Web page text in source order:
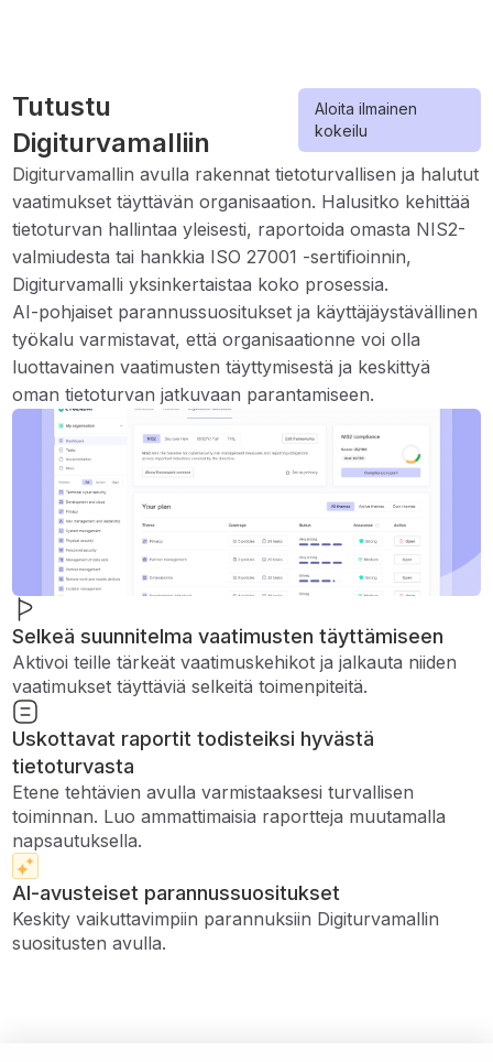
Tutustu
Digiturvamalliin
Aloita ilmainen
kokeilu
Digiturvamallin avulla rakennat tietoturvallisen ja halutut
vaatimukset täyttävän organisaation. Halusitko kehittää
tietoturvan hallintaa yleisesti, raportoida omasta NIS2-
valmiudesta tai hankkia ISO 27001 -sertifioinnin,
Digiturvamalli yksinkertaistaa koko prosessia.
AI-pohjaiset parannussuositukset ja käyttäjäystävällinen
työkalu varmistavat, että organisaationne voi olla
luottavainen vaatimusten täyttymisestä ja keskittyä
oman tietoturvan jatkuvaan parantamiseen.
Selkeä suunnitelma vaatimusten täyttämiseen
Aktivoi teille tärkeät vaatimuskehikot ja jalkauta niiden
vaatimukset täyttäviä selkeitä toimenpiteitä.
Uskottavat raportit todisteiksi hyvästä
tietoturvasta
Etene tehtävien avulla varmistaaksesi turvallisen
toiminnan. Luo ammattimaisia ​​raportteja muutamalla
napsautuksella.
AI-avusteiset parannussuositukset
Keskity vaikuttavimpiin parannuksiin Digiturvamallin
suositusten avulla.